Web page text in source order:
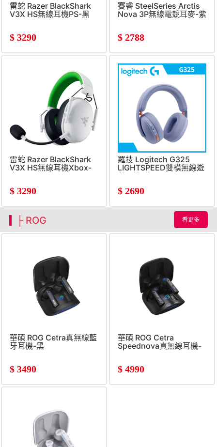
雷蛇 Razer BlackShark
V3X HS無線耳機PS-黑
$ 3290
賽睿 SteelSeries Arctis
Nova 3P無線電競耳麥-紫
$ 2788
雷蛇 Razer BlackShark
V3X HS無線耳機Xbox-
白
$ 3290
羅技 Logitech G325
LIGHTSPEED雙模無線遊
戲耳機-紫
$ 2690
├ ROG 看更多
華碩 ROG Cetra真無線藍
牙耳機-黑
$ 3490
華碩 ROG Cetra
Speednova真無線耳機-
黑
$ 4990